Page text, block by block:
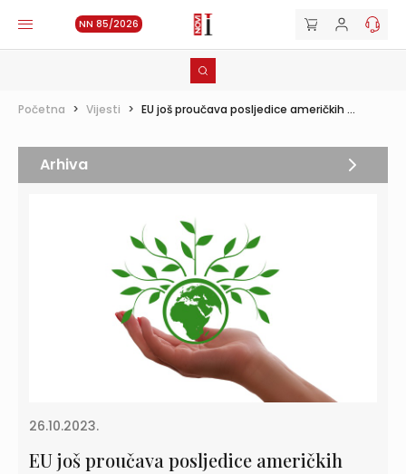
NN 85/2026
Početna > Vijesti > EU još proučava posljedice američkih ...
26.10.2023.
EU još proučava posljedice američkih
Arhiva